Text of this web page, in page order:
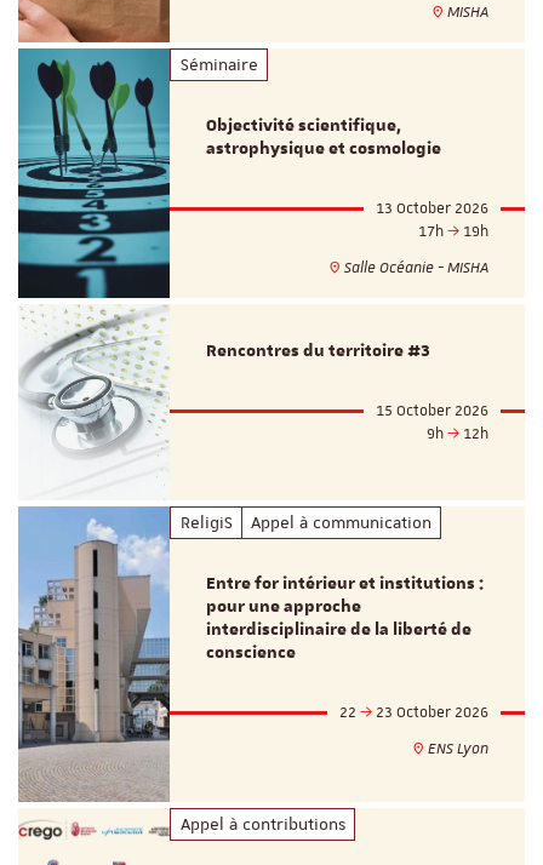
MISHA
Séminaire
Objectivité scientifique,
astrophysique et cosmologie
13 October 2026
17h
19h
Salle Océanie - MISHA
Rencontres du territoire #3
15 October 2026
9h
12h
ReligiS Appel à communication
Entre for intérieur et institutions :
pour une approche
interdisciplinaire de la liberté de
conscience
22
23 October 2026
ENS Lyon
Appel à contributions